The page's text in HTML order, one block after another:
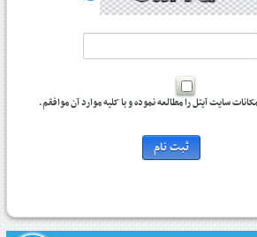
سایت آیتل را مطالعه نموده و با کلیه موارد آن موافقم.